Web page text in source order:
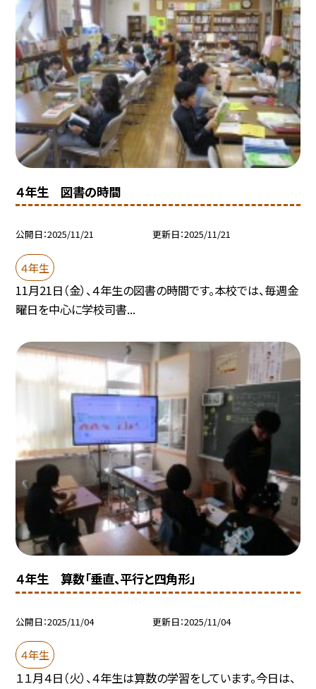
４年生 図書の時間
公開日 2025/11/21 更新日 2025/11/21
４年生
11月21日（金）、４年生の図書の時間です。本校では、毎週金
曜日を中心に学校司書...
４年生 算数「垂直、平行と四角形」
公開日 2025/11/04 更新日 2025/11/04
４年生
１１月４日（火）、４年生は算数の学習をしています。今日は、